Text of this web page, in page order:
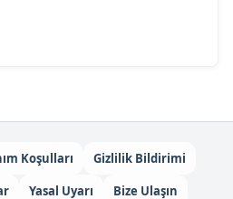
Koşulları
Gizlilik Bildirimi
Yasal Uyarı Bize Ulaşın